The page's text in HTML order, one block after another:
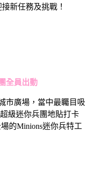
新任務及挑戰！
全員出動
市廣場，當中最矚目吸
級迷你兵團地貼打卡
的Minions迷你兵特工